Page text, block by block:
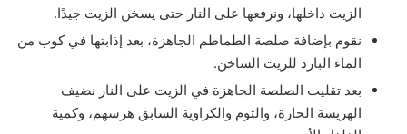
الزيت داخلها، ونرفعها على النار حتى يسخن الزيت جيدًا.
نقوم بإضافة صلصة الطماطم الجاهزة، بعد إذابتها في كوب من
الماء البارد للزيت الساخن.
بعد تقليب الصلصة الجاهزة في الزيت على النار نضيف
الهريسة الحارة، والثوم والكراوية السابق هرسهم، وكمية